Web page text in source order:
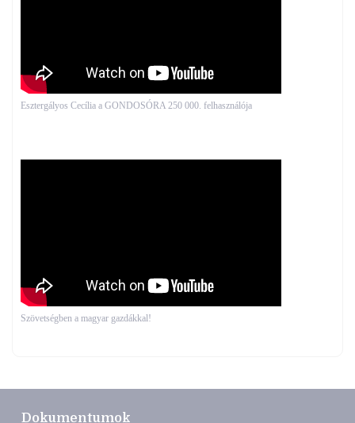
Esztergályos Cecília a GONDOSÓRA 250 000. felhasználója
Szövetségben a magyar gazdákkal!
Dokumentumok